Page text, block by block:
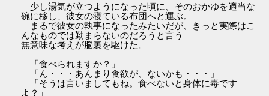
少し湯気が立つようになった頃に、そのおかゆを適当な
碗に移し、彼女の寝ている布団へと運ぶ。
まるで彼女の執事になったみたいだが、きっと実際はこ
んなものでは勤まらないのだろうと言う
無意味な考えが脳裏を駆けた。
「食べられますか？」
「ん・・・あんまり食欲が、ないかも・・・」
「そうは言いましてもね。食べないと身体に毒です
よ？」